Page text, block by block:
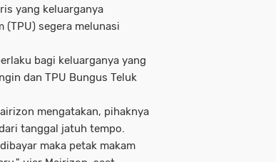
yang keluarganya
(TPU) segera melunasi
bagi keluarganya yang
dan TPU Bungus Teluk
mengatakan, pihaknya
tanggal jatuh tempo.
maka petak makam